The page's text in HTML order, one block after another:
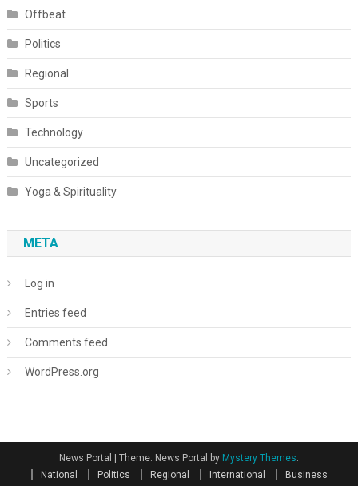
Offbeat
Politics
Regional
Sports
Technology
Uncategorized
Yoga & Spirituality
META
Log in
Entries feed
Comments feed
WordPress.org
News Portal Theme: News Portal by Mystery Themes.
National
Politics Regional International Business